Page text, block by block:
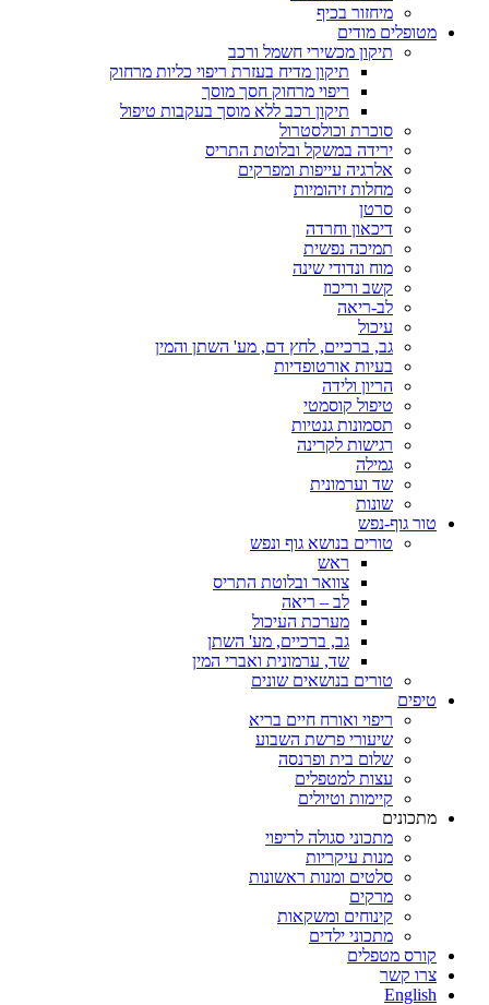
מיחזור בכיף
מטופלים מודים
תיקון מכשירי חשמל ורכב
תיקון מדיח בעזרת ריפוי כליות מרחוק
ריפוי מרחוק חסך מוסך
תיקון רכב ללא מוסך בעקבות טיפול
סוכרת וכולסטרול
ירידה במשקל ובלוטת התריס
אלרגיה עייפות ומפרקים
מחלות זיהומיות
סרטן
דיכאון וחרדה
תמיכה נפשית
מוח ונדודי שינה
קשב וריכוז
לב-ריאה
עיכול
גב, ברכיים, לחץ דם, מע' השתן והמין
בעיות אורטופדיות
הריון ולידה
טיפול קוסמטי
תסמונות גנטיות
רגישות לקרינה
גמילה
שד וערמונית
שונות
טור גוף-נפש
טורים בנושא גוף ונפש
ראש
צוואר ובלוטת התריס
לב – ריאה
מערכת העיכול
גב, ברכיים, מע' השתן
שד, ערמונית ואברי המין
טורים בנושאים שונים
טיפים
ריפוי ואורח חיים בריא
שיעורי פרשת השבוע
שלום בית ופרנסה
עצות למטפלים
קיימות וטיולים
מתכונים
מתכוני סגולה לריפוי
מנות עיקריות
סלטים ומנות ראשונות
מרקים
קינוחים ומשקאות
מתכוני ילדים
קורס מטפלים
צרו קשר
English